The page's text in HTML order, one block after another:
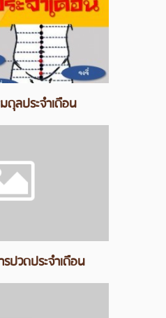
ลประจำเดือน
ปวดประจำเดือน